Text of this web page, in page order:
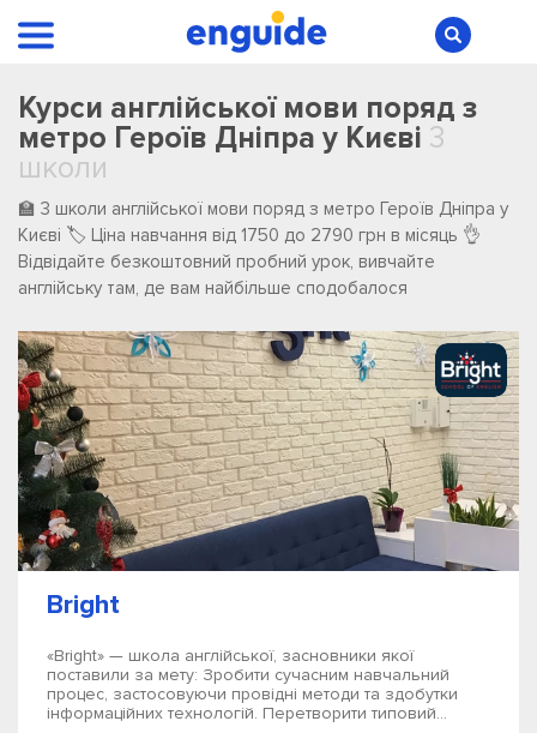
Курси англійської мови поряд з
метро Героїв Дніпра у Києві 3
школи
🏫 3 школи англійської мови поряд з метро Героїв Дніпра у
Києві 🏷️ Ціна навчання від 1750 до 2790 грн в місяць 👌
Відвідайте безкоштовний пробний урок, вивчайте
англійську там, де вам найбільше сподобалося
Bright
«Bright» — школа англійської, засновники якої
поставили за мету: Зробити сучасним навчальний
процес, застосовуючи провідні методи та здобутки
інформаційних технологій. Перетворити типовий...